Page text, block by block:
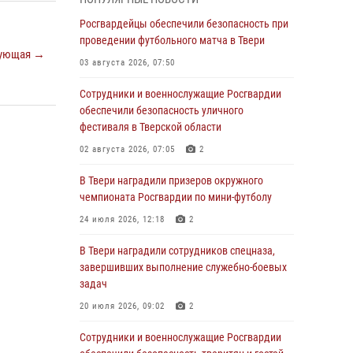
→
Росгвардии Героя России генерала армии
Виктора Золотова с заместителем
полномочного представителя Президента
31 июля 2026, 05:42 4
Росгвардейцы в Твери приняли участие в
молебне, посвященном Дню Крещения Руси
Сотрудники вневедомственной охраны
совершили 250 выездов и пресекли 20
области
27 июля 2026, 08:29
В Твери наградили призеров окружного
24 июля 2026, 12:18 2
Росгвардейцы обеспечили безопасность при
проведении футбольного матча в Твери
03 августа 2026, 07:50
Сотрудники и военнослужащие Росгвардии
обеспечили безопасность уличного
фестиваля в Тверской области
02 августа 2026, 07:05 2
В Твери наградили призеров окружного
чемпионата Росгвардии по мини-футболу
24 июля 2026, 12:18 2
В Твери наградили сотрудников спецназа,
завершивших выполнение служебно-боевых
задач
20 июля 2026, 09:02 2
Сотрудники и военнослужащие Росгвардии